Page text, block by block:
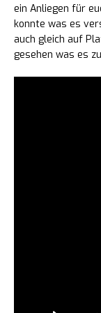
ein Anliegen für
konnte was es
auch gleich auf
gesehen was es